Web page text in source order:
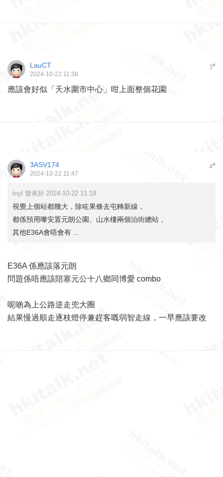
3#
LauCT
2024-10-22 11:38
應該會好似「天水圍市中心」咁上面整個花園
4#
3ASV174
2024-10-22 11:47
toyl 發表於 2024-10-22 11:19
視覺上個站都幾大，除咗果條去屯轉新線，
都係預用嚟安置元朗公園、山水樓兩個泊街總站，
其他E36A會唔會有 ...
E36A 係應該落元朗
問題係唔應該陪塞元公十八鄉同博愛 combo
呢啲為上公路逆走兜大圈
結果慢過順走逐枝燈停兼趕客嘅弱智走線，一早應該要改